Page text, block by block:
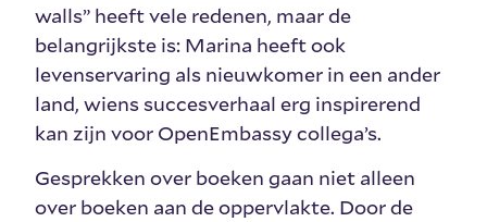
walls” heeft vele redenen, maar de
belangrijkste is: Marina heeft ook
levenservaring als nieuwkomer in een ander
land, wiens succesverhaal erg inspirerend
kan zijn voor OpenEmbassy collega’s.
Gesprekken over boeken gaan niet alleen
over boeken aan de oppervlakte. Door de